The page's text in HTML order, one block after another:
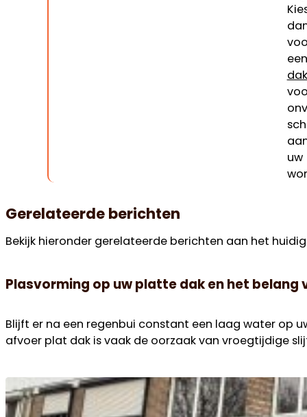
uw
Gerelateerde berichten
Bekijk hieronder gerelateerde berichten aan het
Plasvorming op uw platte dak en het belang
Blijft er na een regenbui constant een laag water op
afvoer plat dak is vaak de oorzaak van vroegtijdige